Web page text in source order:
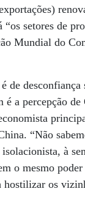
“os setores de
Mundial do
de
é a percepção
“Não
à
o mesmo
hostilizar os